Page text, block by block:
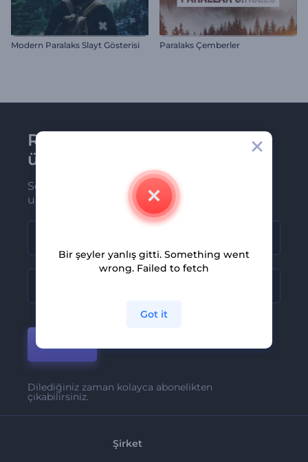
Modern Paralaks Slayt Gösterisi Paralaks Çemberler
Renderforest bültenine
üye olun
Son haber ve tekliflerimiz ilk olarak size
ulaşsın
Dilediğiniz zaman kolayca abonelikten
çıkabilirsiniz.
Şirket
Bir şeyler yanlış gitti. Something went
wrong. Failed to fetch
Got it